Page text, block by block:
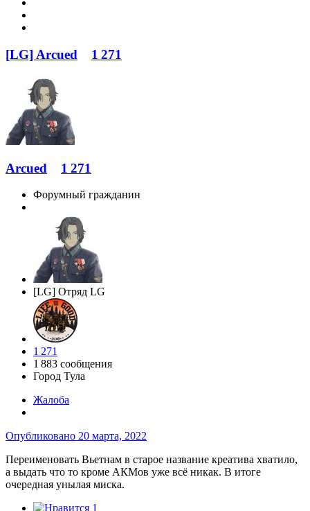
[LG] Arcued 1 271
Arcued 1 271
Форумный гражданин
[LG] Отряд LG
1 271
1 883 сообщения
Город Тула
Жалоба
Опубликовано 20 марта, 2022
Переименовать Вьетнам в старое название креатива хватило,
а выдать что то кроме АКМов уже всё никак. В итоге
очередная унылая миска.
1